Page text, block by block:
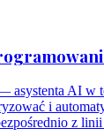
asystenta AI w
i
z linii